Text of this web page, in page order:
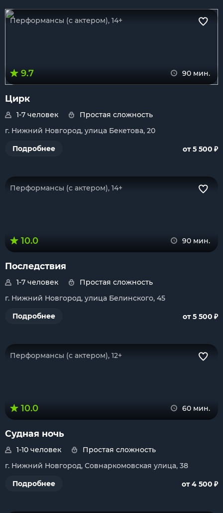
Перформансы (с актером), 14+
9.7 90 мин.
Цирк
1-7 человек
Простая сложность
г. Нижний Новгород, улица Бекетова, 20
Подробнее
от 5 500 ₽
Перформансы (с актером), 14+
10.0 90 мин.
Последствия
1-7 человек
Простая сложность
г. Нижний Новгород, улица Белинского, 45
Подробнее
от 5 500 ₽
Перформансы (с актером), 12+
10.0 60 мин.
Судная ночь
1-10 человек
Простая сложность
г. Нижний Новгород, Совнаркомовская улица, 38
Подробнее
от 4 500 ₽